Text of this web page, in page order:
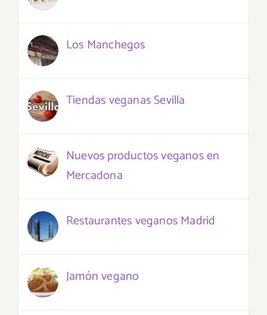
Los Manchegos
Tiendas veganas Sevilla
Nuevos productos veganos en
Mercadona
Restaurantes veganos Madrid
Jamón vegano